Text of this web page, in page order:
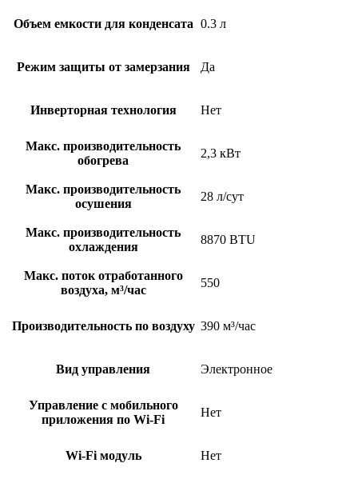
Объем емкости для конденсата 0.3 л
Режим защиты от замерзания Да
Инверторная технология Нет
Макс. производительность
обогрева
2,3 кВт
Макс. производительность
осушения
28 л/сут
Макс. производительность
охлаждения
8870 BTU
Макс. поток отработанного
воздуха, м³/час
550
Производительность по воздуху 390 м³/час
Вид управления Электронное
Управление c мобильного
приложения по Wi-Fi
Нет
Wi-Fi модуль Нет